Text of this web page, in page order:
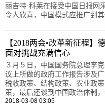
丽吉特·科莱在接受中国日报网
令人欣喜，中国模式应推广到其
【2018两会•改革新征程】
面对挑战充满信心
３月５日，中国国务院总理李
议上所做的政府工作报告涉及
税收政策、结构政策、农业政
策，最后还谈到中国政治体制
2018-03-08 03:05